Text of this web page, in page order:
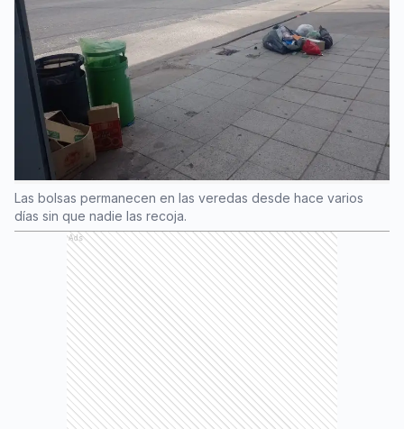
Las bolsas permanecen en las veredas desde hace varios
días sin que nadie las recoja.
Ads